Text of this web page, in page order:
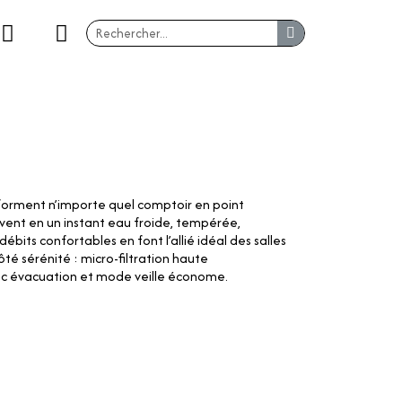
n’importe quel comptoir en point
en un instant eau froide, tempérée,
confortables en font l’allié idéal des salles
sérénité : micro-filtration haute
évacuation et mode veille économe.